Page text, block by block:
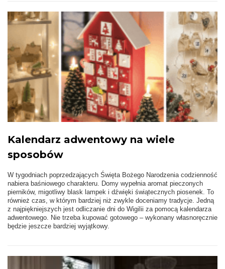
Kalendarz adwentowy na wiele
sposobów
W tygodniach poprzedzających Święta Bożego Narodzenia codzienność
nabiera baśniowego charakteru. Domy wypełnia aromat pieczonych
pierników, migotliwy blask lampek i dźwięki świątecznych piosenek. To
również czas, w którym bardziej niż zwykle doceniamy tradycje. Jedną
z najpiękniejszych jest odliczanie dni do Wigilii za pomocą kalendarza
adwentowego. Nie trzeba kupować gotowego – wykonany własnoręcznie
będzie jeszcze bardziej wyjątkowy.